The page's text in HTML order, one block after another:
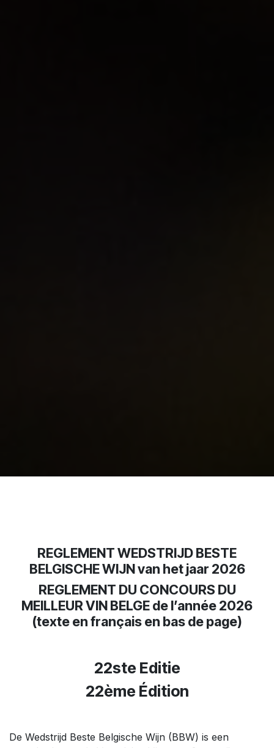
REGLEMENT WEDSTRIJD BESTE
BELGISCHE WIJN van het jaar 2026
REGLEMENT DU CONCOURS DU
MEILLEUR VIN BELGE de l’année 2026
(texte en français en bas de page)
22ste Editie
22ème Édition
De Wedstrijd Beste Belgische Wijn (BBW) is een